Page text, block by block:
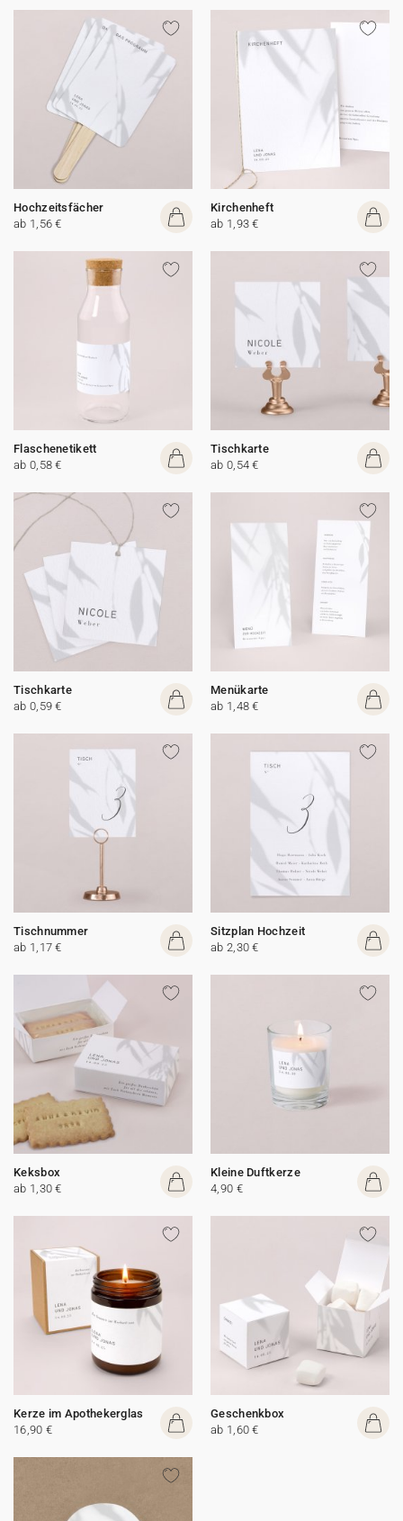
Hochzeitsfächer
ab 1,56 €
Kirchenheft
ab 1,93 €
Flaschenetikett
ab 0,58 €
Tischkarte
ab 0,54 €
Tischkarte
ab 0,59 €
Menükarte
ab 1,48 €
Tischnummer
ab 1,17 €
Sitzplan Hochzeit
ab 2,30 €
Keksbox
ab 1,30 €
Kleine Duftkerze
4,90 €
Kerze im Apothekerglas
16,90 €
Geschenkbox
ab 1,60 €